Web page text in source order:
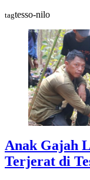
tagtesso-nilo
Anak Gajah
Terjerat di